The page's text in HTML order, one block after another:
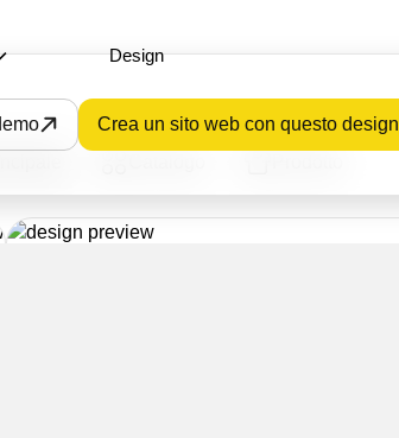
Design
Crea un sito web con questo design